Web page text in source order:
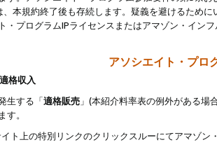
、本規約終了後も存続します。疑義を避けるため
・プログラムIPライセンスまたはアマゾン・イン
アソシエイト・プロ
格収入
生する「適格販売 」(本紹介料率表の例外がある
す。
ト上の特別リンクのクリックスルーにてアマゾン